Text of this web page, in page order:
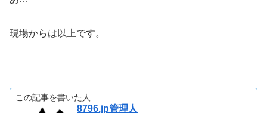
現場からは以上です。
この記事を書いた人
8796.jp管理人